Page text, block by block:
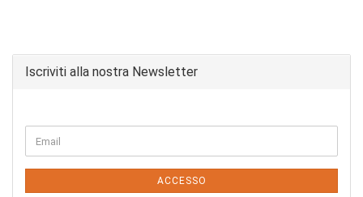
Iscriviti alla nostra Newsletter
ALLA
ISCRIZIONE
Email
ACCESSO